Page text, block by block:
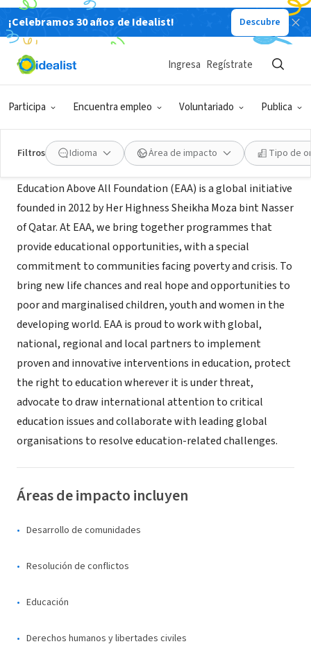
¡Celebramos 30 años de Idealist! Descubre
Participa Encuentra empleo Voluntariado Publica
Ingresa Regístrate
Filtros Idioma Área de impacto Tipo de
ORGANIZACIÓN SIN FIN DE LUCRO
Education Above All
Catar
Acerca de
Education Above All Foundation (EAA) is a global initiative
founded in 2012 by Her Highness Sheikha Moza bint Nasser
of Qatar. At EAA, we bring together programmes that
provide educational opportunities, with a special
commitment to communities facing poverty and crisis. To
bring new life chances and real hope and opportunities to
poor and marginalised children, youth and women in the
developing world. EAA is proud to work with global,
national, regional and local partners to implement
proven and innovative interventions in education, protect
the right to education wherever it is under threat,
advocate to draw international attention to critical
education issues and collaborate with leading global
organisations to resolve education-related challenges.
Áreas de impacto incluyen
Desarrollo de comunidades
Resolución de conflictos
Educación
Derechos humanos y libertades civiles